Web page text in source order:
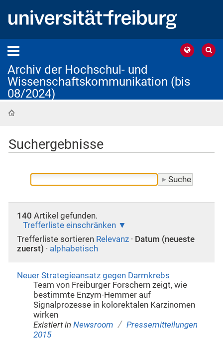
Archiv der Hochschul- und
Wissenschaftskommunikation (bis
08/2024)
Suchergebnisse
140 Artikel gefunden.
Trefferliste einschränken
Trefferliste sortieren Relevanz · Datum (neueste
zuerst) · alphabetisch
Neuer Strategieansatz gegen Darmkrebs
Team von Freiburger Forschern zeigt, wie
bestimmte Enzym-Hemmer auf
Signalprozesse in kolorektalen Karzinomen
wirken
Existiert in Newsroom / Pressemitteilungen
2015